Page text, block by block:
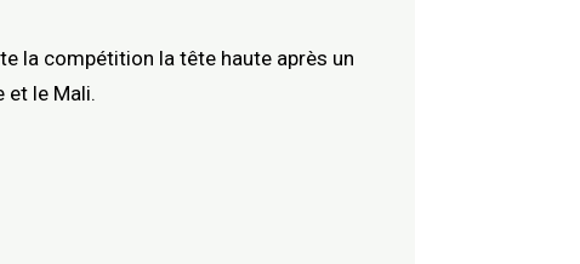
la compétition la tête haute après un
et le Mali.